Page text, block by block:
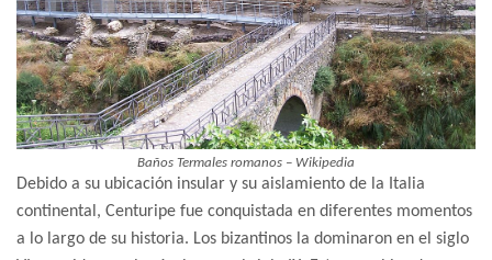
Baños Termales romanos – Wikipedia
Debido a su ubicación insular y su aislamiento de la Italia
continental, Centuripe fue conquistada en diferentes momentos
a lo largo de su historia. Los bizantinos la dominaron en el siglo